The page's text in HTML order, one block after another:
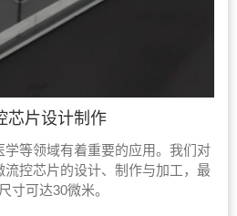
芯片设计制作
等领域有着重要的应用。我们对
控芯片的设计、制作与加工，最
寸可达30微米。